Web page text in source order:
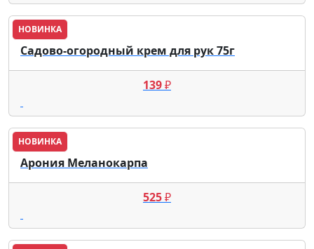
НОВИНКА
Садово-огородный крем для рук 75г
139₽
НОВИНКА
Арония Меланокарпа
525₽